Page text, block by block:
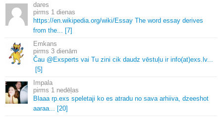
dares
1 dienas
https://en. wikipedia. org/wiki/Essay The word essay derives
from the.
[7]
Emkans
3 dienām
Čau @Exsperts vai Tu zini cik daudz vēstuļu ir info(at)exs. lv.
[5]
Impala
1 nedēļas
Blaaa rp. exs speletaji ko es atradu no sava arhiiva, dzeeshot
aaraa.
[20]